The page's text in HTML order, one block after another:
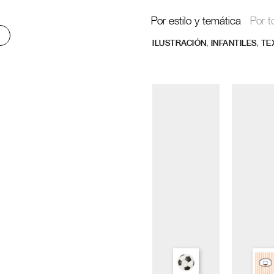
Por estilo y temática Por
ILUSTRACIÓN, INFANTILES,